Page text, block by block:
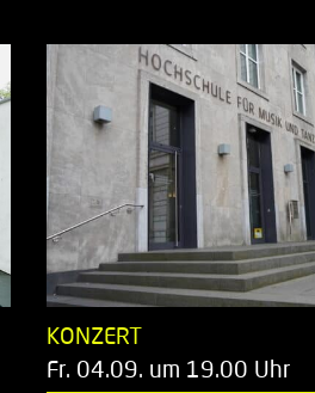
KONZERT
Fr. 04.09. um 19.00 Uhr